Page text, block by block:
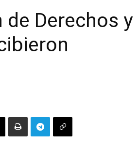
Derechos y